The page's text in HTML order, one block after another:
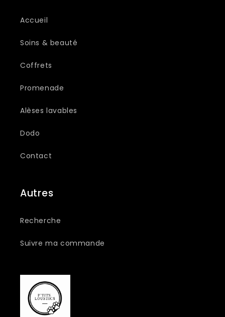
Accueil
Soins & beauté
Coffrets
Promenade
Alèses lavables
Dodo
Contact
Autres
Recherche
Suivre ma commande